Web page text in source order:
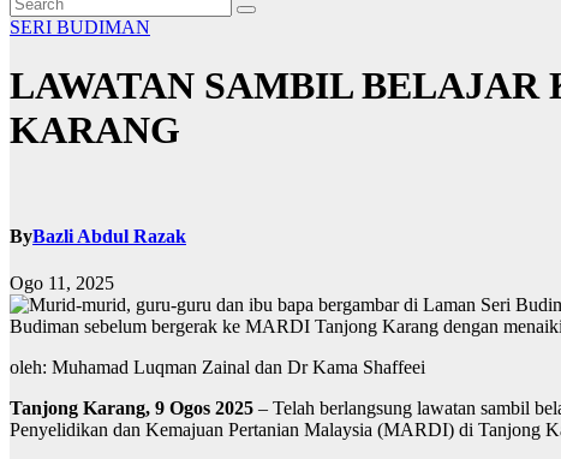
SERI BUDIMAN
LAWATAN SAMBIL
KARANG
ByBazli Abdul Razak
Ogo 11, 2025
Budiman sebelum bergerak ke MARDI Tanjong Karang dengan
oleh: Muhamad Luqman Zainal dan Dr Kama Shaffeei
Tanjong Karang, 9 Ogos 2025 – Telah berlangsung lawatan sambil
Penyelidikan dan Kemajuan Pertanian Malaysia (MARDI) di Tanjong